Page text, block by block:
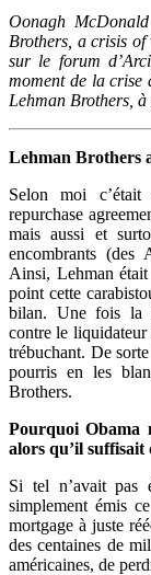
Link
Partager
Oonagh
Brothers, a crisis
sur le forum
moment de la crise
Lehman Brothers,
Lehman Brothers
Selon moi c’était
repurchase
mais aussi et
encombrants
Ainsi, Lehman
point cette
bilan. Une fois la
contre le
trébuchant. De
pourris en les
Brothers.
Pourquoi Obama
alors qu’il suffisait
Si tel n’avait pas
simplement émis
mortgage à juste
des centaines de
américaines, de